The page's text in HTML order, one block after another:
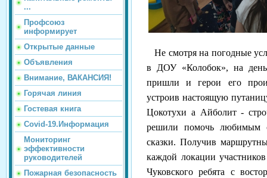
...
Профсоюз
информирует
Открытые данные
Объявления
Внимание, ВАКАНСИЯ!
Горячая линия
Гостевая книга
Covid-19.Информация
Мониторинг
эффективности
руководителей
Пожарная безопасность
Не смотря на погодные
в ДОУ «Колобок», на
пришли и герои его
устроив настоящую
Цокотухи а Айболит -
решили помочь любимым
сказки. Получив
каждой локации
Чуковского ребята с